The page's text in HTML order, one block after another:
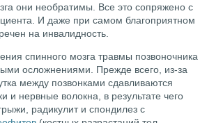
они необратимы. Все это сопряжено с
И даже при самом благоприятном
на инвалидность.
спинного мозга травмы позвоночника
осложнениями. Прежде всего, из-за
между позвонками сдавливаются
и нервные волокна, в результате чего
радикулит и спондилез с